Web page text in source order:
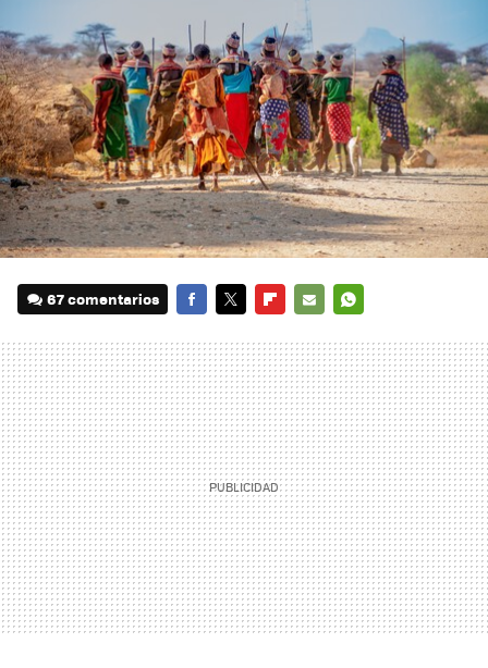
67 comentarios
MAIL